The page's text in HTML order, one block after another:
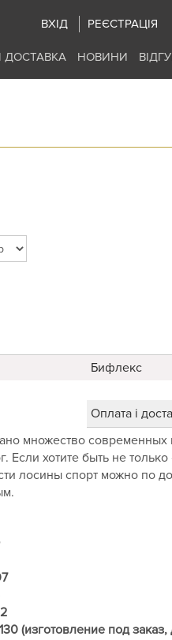
ВХІД РЕЄСТРАЦІЯ
ДОСТАВКА НОВИНИ
Бифлекс
Оплата і
множество
Если хотите быть не
лосины спорт можно по
(изготовление под